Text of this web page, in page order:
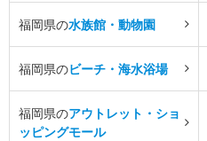
福岡県の水族館・動物園
福岡県のビーチ・海水浴場
福岡県のアウトレット・ショ
ッピングモール